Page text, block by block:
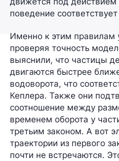
поведение соответствует
Именно к этим правилам
проверяя точность
выяснили, что частицы
двигаются быстрее
водоворота, что
Кеплера. Также они
соотношение между
временем оборота у
третьим законом. А вот
траектории из первого
почти не встречаются.